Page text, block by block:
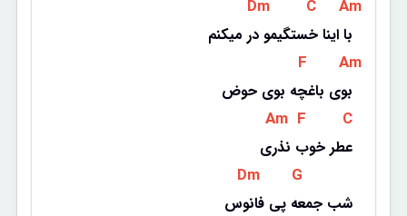
Dm C Am
با اینا خستگیمو در میکنم
F Am
بوی باغچه بوی حوض
Am F C
عطر خوب نذری
Dm G
شب جمعه پی فانوس